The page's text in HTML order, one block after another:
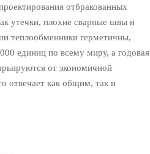
отбракованных
утечки, плохие сварные швы и
теплообменники герметичны,
единиц по всему миру, а годовая
от экономичной
отвечает как общим, так и